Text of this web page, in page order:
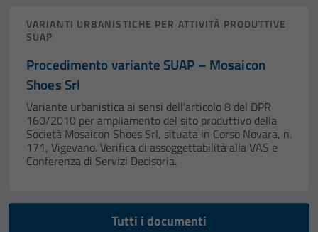
VARIANTI URBANISTICHE PER ATTIVITÀ PRODUTTIVE
SUAP
Procedimento variante SUAP – Mosaicon
Shoes Srl
Variante urbanistica ai sensi dell'articolo 8 del DPR
160/2010 per ampliamento del sito produttivo della
Società Mosaicon Shoes Srl, situata in Corso Novara, n.
171, Vigevano. Verifica di assoggettabilità alla VAS e
Conferenza di Servizi Decisoria.
Tutti i documenti
personali.